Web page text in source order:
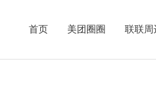
首页 美团圈圈 联联周